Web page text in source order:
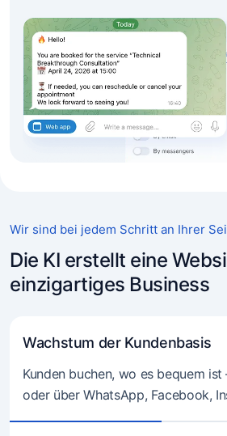
Wir sind bei jedem Schritt an Ihrer
Die KI erstellt eine
einzigartiges Business
Wachstum der Kundenbasis
Kunden buchen, wo es bequem
oder über WhatsApp, Facebook,